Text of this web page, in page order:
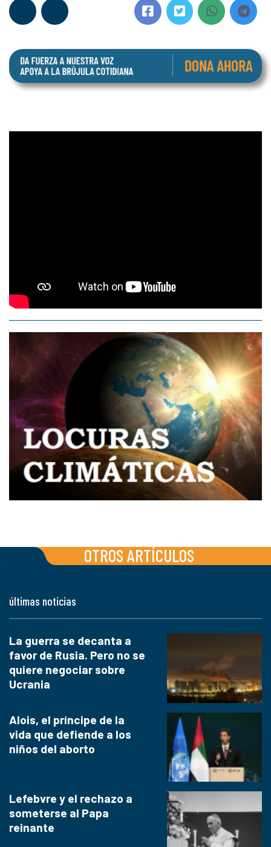
OTROS ARTÍCULOS
últimas noticias
La guerra se decanta a
favor de Rusia. Pero no se
quiere negociar sobre
Ucrania
Alois, el príncipe de la
vida que defiende a los
niños del aborto
Lefebvre y el rechazo a
someterse al Papa
reinante